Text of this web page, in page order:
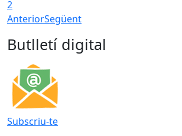
2
AnteriorSegüent
Butlletí digital
Subscriu-te